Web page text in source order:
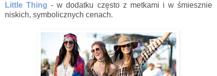
Little Thing - w dodatku często z metkami i w śmiesznie
niskich, symbolicznych cenach.